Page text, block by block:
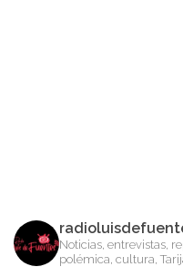
Noticias, entrevistas,
polémica, cultura,